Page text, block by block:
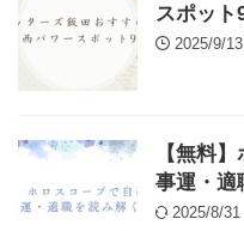
スポット
2025/9/13
【無料
事運・適
2025/8/31